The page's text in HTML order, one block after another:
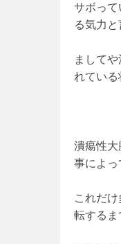
サボって
る気力
まして
れてい
潰瘍性大
事によっ
これだ
転するま